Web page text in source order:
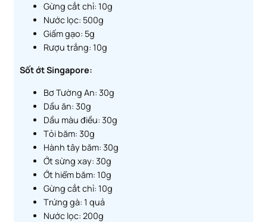
Gừng cắt chỉ: 10g
Nước lọc: 500g
Giấm gạo: 5g
Rượu trắng: 10g
Sốt ớt Singapore:
Bơ Tường An: 30g
Dầu ăn: 30g
Dầu màu điều: 30g
Tỏi băm: 30g
Hành tây băm: 30g
Ớt sừng xay: 30g
Ớt hiểm băm: 10g
Gừng cắt chỉ: 10g
Trứng gà: 1 quả
Nước lọc: 200g